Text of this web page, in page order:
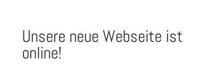
Unsere neue Webseite ist
online!